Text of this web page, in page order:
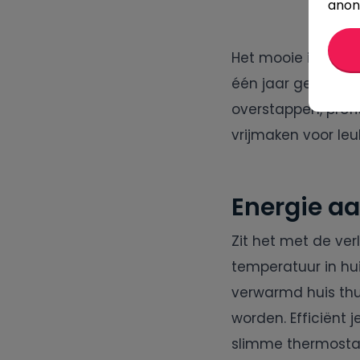
Het mooie is
één jaar geldt.
overstappen,
vrijmaken voor
Energie
Zit het met de
temperatuur in
verwarmd huis
worden. Efficiënt
slimme